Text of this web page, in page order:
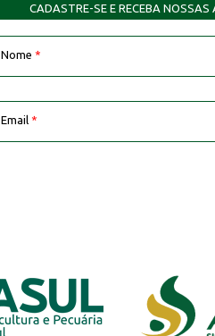
CADASTRE-SE E RECEBA NOSSAS
Nome *
Email *